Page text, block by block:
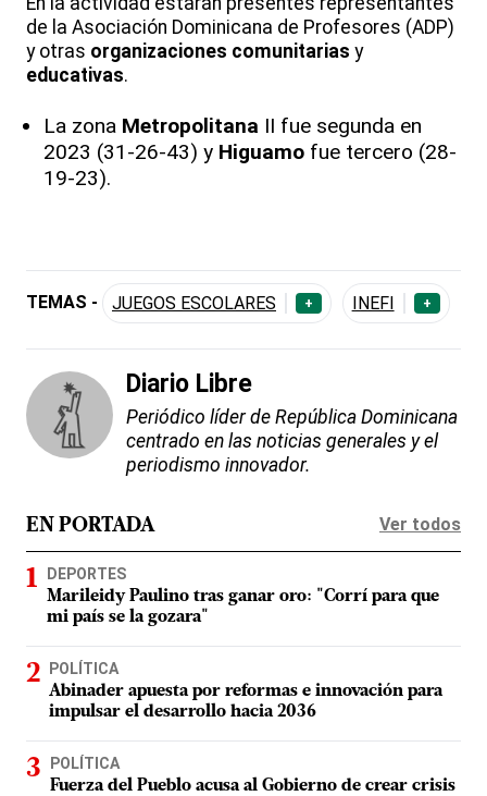
de la Asociación Dominicana de Profesores (ADP)
y otras organizaciones comunitarias y
educativas.
La zona Metropolitana II fue segunda en
2023 (31-26-43) y Higuamo fue tercero (28-
19-23).
TEMAS - JUEGOS ESCOLARES + INEFI +
Diario Libre
Periódico líder de República Dominicana
centrado en las noticias generales y el
periodismo innovador.
EN PORTADA Ver todos
DEPORTES
Marileidy Paulino tras ganar oro: "Corrí para que
mi país se la gozara"
POLÍTICA
Abinader apuesta por reformas e innovación para
impulsar el desarrollo hacia 2036
POLÍTICA
Fuerza del Pueblo acusa al Gobierno de crear crisis